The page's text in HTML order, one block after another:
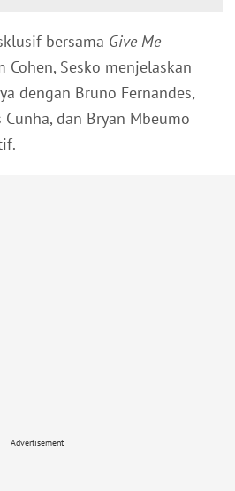
bersama Give Me
Sesko menjelaskan
dengan Bruno Fernandes,
dan Bryan Mbeumo
Advertisement